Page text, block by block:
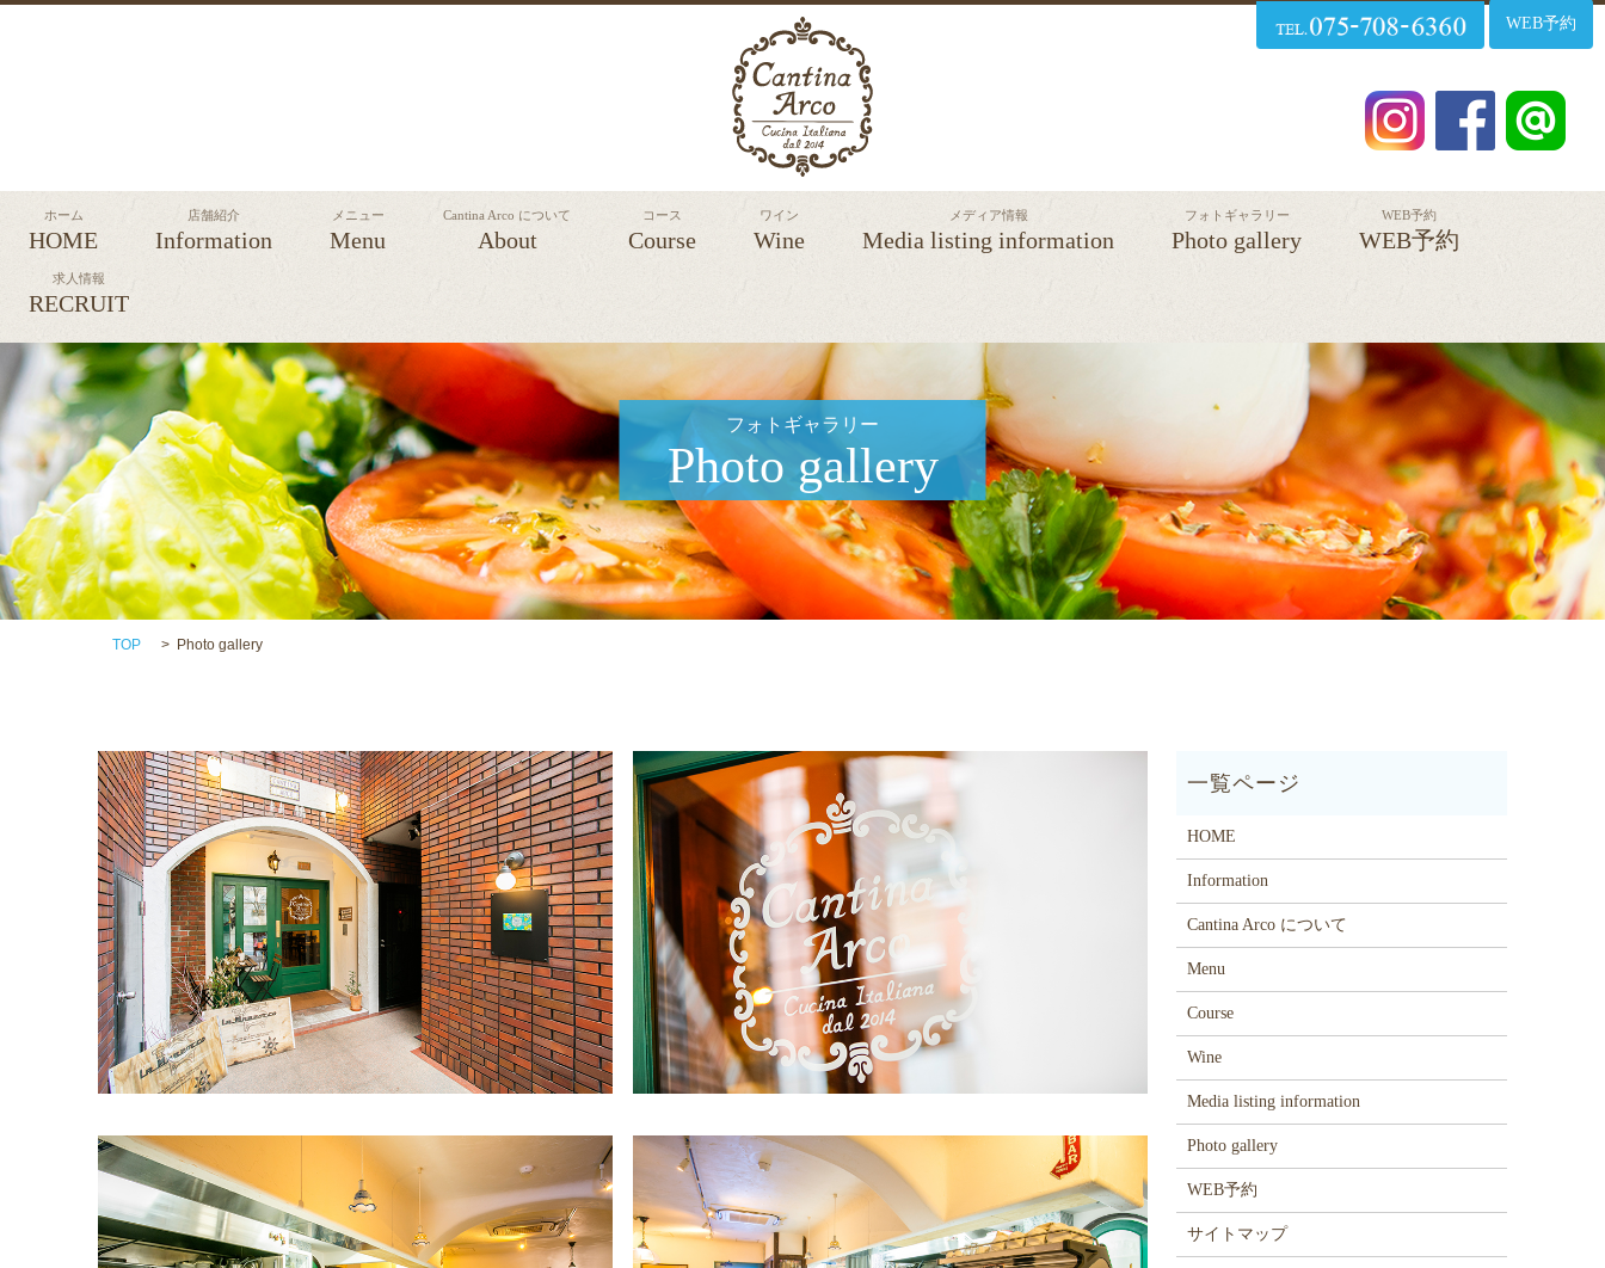
WEB予約
ホーム
HOME
店舗紹介
Information
メニュー
Menu
Cantina Arco について
About
コース
Course
ワイン
Wine
メディア情報
Media listing information
フォトギャラリー
Photo gallery
WEB予約
WEB予約
求人情報
RECRUIT
フォトギャラリー
Photo gallery
TOP Photo gallery
HOME
Information
Cantina Arco について
Menu
Course
Wine
Media listing information
Photo gallery
WEB予約
サイトマップ